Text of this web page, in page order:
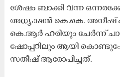
ശേഷം ബാക്കി വന്ന
അധ്യക്ഷൻ കെ.കെ. അനീഷ്
കെ.ആർ ഹരിയും ചേർന്ന്
ഷോപ്പറിലും ആയി
സതീഷ് ആരോപിച്ചത്.